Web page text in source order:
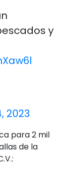
y
2023
para 2 mil
de la